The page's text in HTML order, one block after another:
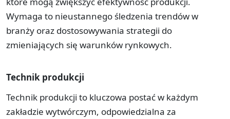
Wymaga to nieustannego śledzenia trendów w
branży oraz dostosowywania strategii do
zmieniających się warunków rynkowych.
Technik produkcji
Technik produkcji to kluczowa postać w każdym
zakładzie wytwórczym, odpowiedzialna za